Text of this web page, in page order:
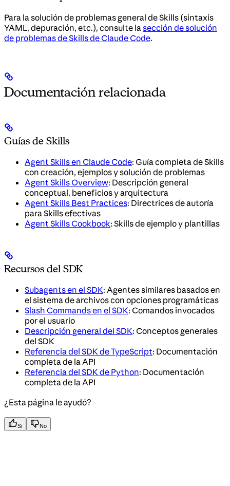
Para la solución de problemas general de Skills (sintaxis
YAML, depuración, etc.), consulte lasección de solución
de problemas de Skills de Claude Code.
Documentación relacionada
Guías de Skills
Agent Skills en Claude Code: Guía completa de Skills
con creación, ejemplos y solución de problemas
Agent Skills Overview: Descripción general
conceptual, beneficios y arquitectura
Agent Skills Best Practices: Directrices de autoría
para Skills efectivas
Agent Skills Cookbook: Skills de ejemplo y plantillas
Recursos del SDK
Subagents en el SDK: Agentes similares basados en
el sistema de archivos con opciones programáticas
Slash Commands en el SDK: Comandos invocados
por el usuario
Descripción general del SDK: Conceptos generales
del SDK
Referencia del SDK de TypeScript: Documentación
completa de la API
Referencia del SDK de Python: Documentación
completa de la API
¿Esta página le ayudó?
Si No